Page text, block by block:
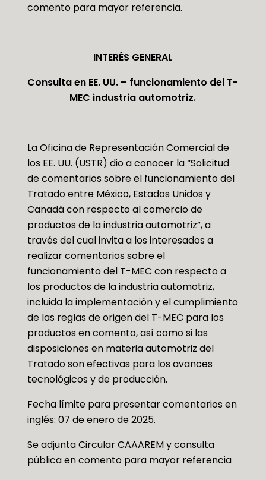
comento para mayor referencia.
INTERÉS GENERAL
Consulta en EE. UU. – funcionamiento del T-
MEC industria automotriz.
La Oficina de Representación Comercial de
los EE. UU. (USTR) dio a conocer la “Solicitud
de comentarios sobre el funcionamiento del
Tratado entre México, Estados Unidos y
Canadá con respecto al comercio de
productos de la industria automotriz”, a
través del cual invita a los interesados a
realizar comentarios sobre el
funcionamiento del T-MEC con respecto a
los productos de la industria automotriz,
incluida la implementación y el cumplimiento
de las reglas de origen del T-MEC para los
productos en comento, así como si las
disposiciones en materia automotriz del
Tratado son efectivas para los avances
tecnológicos y de producción.
Fecha límite para presentar comentarios en
inglés: 07 de enero de 2025.
Se adjunta Circular CAAAREM y consulta
pública en comento para mayor referencia